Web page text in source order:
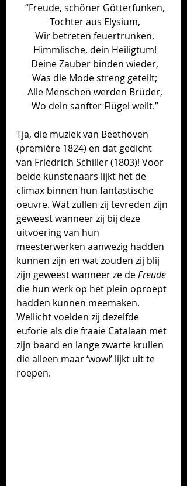
“Freude, schöner Götterfunken,
Tochter aus Elysium,
Wir betreten feuertrunken,
Himmlische, dein Heiligtum!
Deine Zauber binden wieder,
Was die Mode streng geteilt;
Alle Menschen werden Brüder,
Wo dein sanfter Flügel weilt.”
Tja, die muziek van Beethoven
(première 1824) en dat gedicht
van Friedrich Schiller (1803)! Voor
beide kunstenaars lijkt het de
climax binnen hun fantastische
oeuvre. Wat zullen zij tevreden zijn
geweest wanneer zij bij deze
uitvoering van hun
meesterwerken aanwezig hadden
kunnen zijn en wat zouden zij blij
zijn geweest wanneer ze de Freude
die hun werk op het plein oproept
hadden kunnen meemaken.
Wellicht voelden zij dezelfde
euforie als die fraaie Catalaan met
zijn baard en lange zwarte krullen
die alleen maar ‘wow!’ lijkt uit te
roepen.